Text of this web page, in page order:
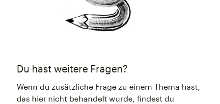
Du hast weitere Fragen?
Wenn du zusätzliche Frage zu einem Thema hast,
das hier nicht behandelt wurde, findest du